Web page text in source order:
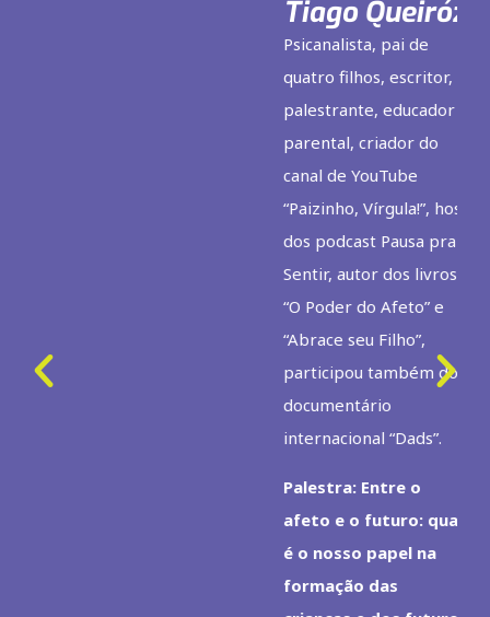
Tiago Queiróz
Psicanalista, pai de
quatro filhos, escritor,
palestrante, educador
parental, criador do
canal de YouTube
“Paizinho, Vírgula!”, host
dos podcast Pausa pra
Sentir, autor dos livros
“O Poder do Afeto” e
“Abrace seu Filho”,
participou também do
documentário
internacional “Dads”.
Palestra: Entre o
afeto e o futuro: qual
é o nosso papel na
formação das